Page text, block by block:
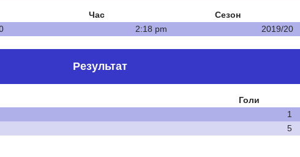
Час
Сезон
2:18 pm 2019/20
Результат
Голи
1
5